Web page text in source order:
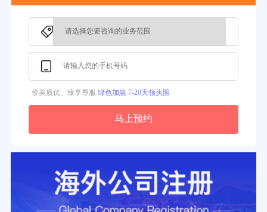
价美质优、臻享尊服 绿色加急 7-20天领执照
马上预约